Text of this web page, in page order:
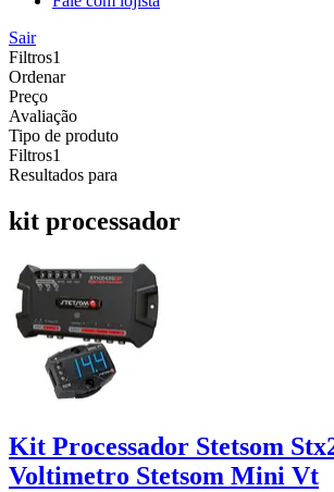
Sair
Filtros1
Ordenar
Preço
Avaliação
Tipo de produto
Filtros1
Resultados para
kit processador
Kit Processador Stetsom
Voltimetro Stetsom Mini Vt